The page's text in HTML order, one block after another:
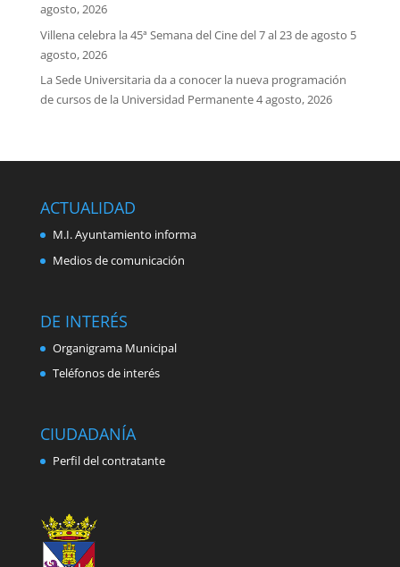
agosto, 2026
Villena celebra la 45ª Semana del Cine del 7 al 23 de agosto 5
agosto, 2026
La Sede Universitaria da a conocer la nueva programación
de cursos de la Universidad Permanente4 agosto, 2026
ACTUALIDAD
M.I. Ayuntamiento informa
Medios de comunicación
DE INTERÉS
Organigrama Municipal
Teléfonos de interés
CIUDADANÍA
Perfil del contratante